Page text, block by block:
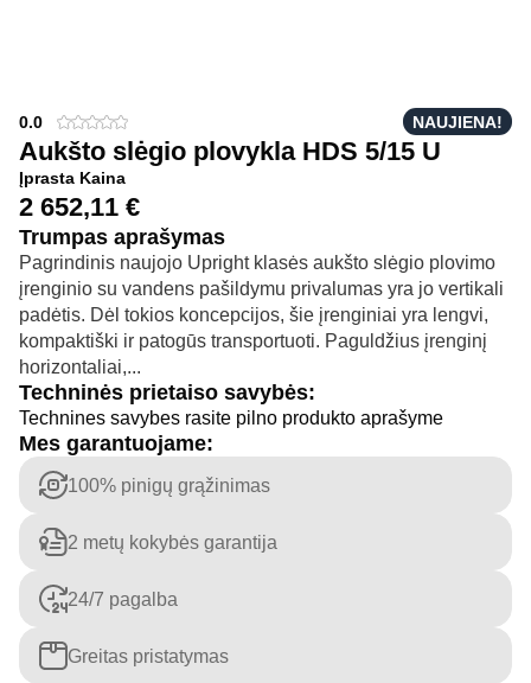
0.0 NAUJIENA!
Aukšto slėgio plovykla HDS 5/15 U
Įprasta Kaina
2 652,11 €
Trumpas aprašymas
Pagrindinis naujojo Upright klasės aukšto slėgio plovimo
įrenginio su vandens pašildymu privalumas yra jo vertikali
padėtis. Dėl tokios koncepcijos, šie įrenginiai yra lengvi,
kompaktiški ir patogūs transportuoti. Paguldžius įrenginį
horizontaliai,...
Techninės prietaiso savybės:
Technines savybes rasite pilno produkto aprašyme
Mes garantuojame:
100% pinigų grąžinimas
2 metų kokybės garantija
24/7 pagalba
Greitas pristatymas